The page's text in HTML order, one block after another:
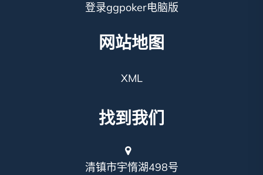
登录ggpoker电脑版
网站地图
XML
找到我们
清镇市宇惰湖498号